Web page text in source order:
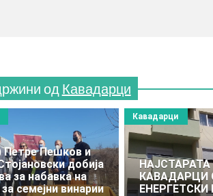
од Кавадарци
Петре Пешков и
добија
за набавка на
семејни винарии
КАВАДАРЦИ
Кавадарци